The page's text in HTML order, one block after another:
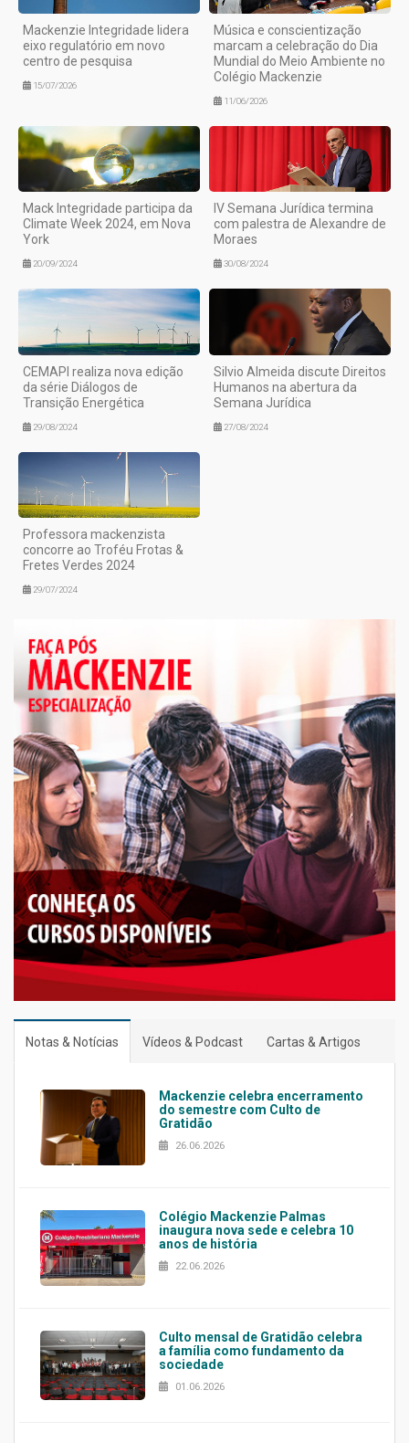
Mackenzie Integridade lidera
eixo regulatório em novo
centro de pesquisa
15/07/2026
Música e conscientização
marcam a celebração do Dia
Mundial do Meio Ambiente no
Colégio Mackenzie
11/06/2026
Mack Integridade participa da
Climate Week 2024, em Nova
York
20/09/2024
IV Semana Jurídica termina
com palestra de Alexandre de
Moraes
30/08/2024
CEMAPI realiza nova edição
da série Diálogos de
Transição Energética
29/08/2024
Silvio Almeida discute Direitos
Humanos na abertura da
Semana Jurídica
27/08/2024
Professora mackenzista
concorre ao Troféu Frotas &
Fretes Verdes 2024
29/07/2024
Notas & Notícias Vídeos & Podcast Cartas & Artigos
Mackenzie celebra encerramento
do semestre com Culto de
Gratidão
26.06.2026
Colégio Mackenzie Palmas
inaugura nova sede e celebra 10
anos de história
22.06.2026
Culto mensal de Gratidão celebra
a família como fundamento da
sociedade
01.06.2026